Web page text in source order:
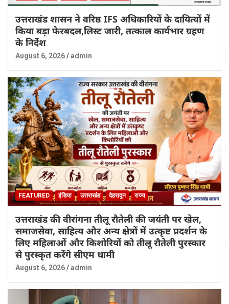
उत्तराखंड शासन ने वरिष्ठ IFS अधिकारियों के दायित्वों में
किया बड़ा फेरबदल,लिस्ट जारी, तत्काल कार्यभार ग्रहण
के निर्देश
August 6, 2026 admin
FEATURED इंडिया उत्तराखंड देहरादून राज्य
उत्तराखंड की वीरांगना तीलू रौतेली की जयंती पर खेल,
समाजसेवा, साहित्य और अन्य क्षेत्रों में उत्कृष्ट प्रदर्शन के
लिए महिलाओं और किशोरियों को तीलू रौतेली पुरस्कार
से पुरस्कृत करेंगे सीएम धामी
August 6, 2026 admin